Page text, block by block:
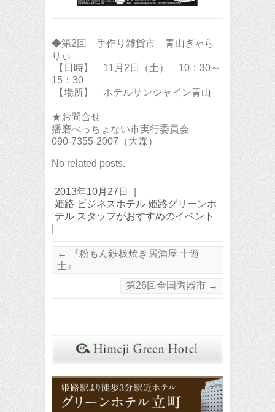
◆第2回 手作り雑貨市 青山ぎゃら
りぃ
【日時】 11月2日（土） 10：30～
15：30
【場所】 ホテルサンシャイン青山
★お問合せ
播磨べっちょない市実行委員会
090-7355-2007（大森）
No related posts.
2013年10月27日
姫路 ビジネスホテル 姫路グリーンホ
テル スタッフがおすすめのイベント
←
『粉もん鉄板焼き居酒屋 十遊
士』
第26回全国陶器市 →